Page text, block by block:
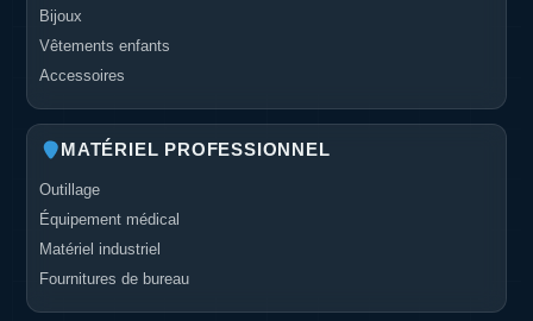
Bijoux
Vêtements enfants
Accessoires
MATÉRIEL PROFESSIONNEL
Outillage
Équipement médical
Matériel industriel
Fournitures de bureau